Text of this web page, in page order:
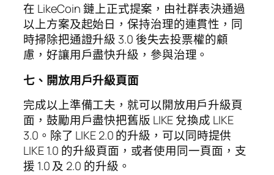
在 LikeCoin 鏈上正式提案，由社群表決通過
以上方案及起始日，保持治理的連貫性，同
時掃除把通證升級 3.0 後失去投票權的顧
慮，好讓用戶盡快升級，參與治理。
七、開放用戶升級頁面
完成以上準備工夫，就可以開放用戶升級頁
面，鼓勵用戶盡快把舊版 LIKE 兌換成 LIKE
3.0。除了 LIKE 2.0 的升級，可以同時提供
LIKE 1.0 的升級頁面，或者使用同一頁面，支
援 1.0 及 2.0 的升級。